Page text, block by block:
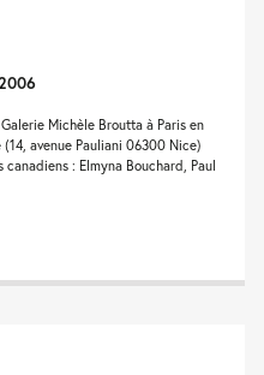
Michèle Broutta à Paris en
avenue Pauliani 06300 Nice)
canadiens : Elmyna Bouchard, Paul